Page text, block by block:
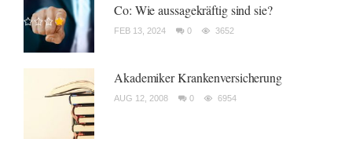
Co: Wie aussagekräftig sind sie?
FEB 13, 2024 0 3652
Akademiker Krankenversicherung
AUG 12, 2008 0 6954